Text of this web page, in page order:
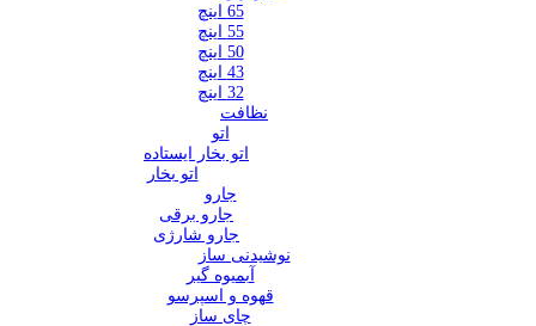
65 اینچ
55 اینچ
50 اینچ
43 اینچ
32 اینچ
نظافت
اتو
اتو بخار ایستاده
اتو بخار
جارو
جارو برقی
جارو شارژی
نوشیدنی ساز
آبمیوه گیر
قهوه و اسپرسو
چای ساز